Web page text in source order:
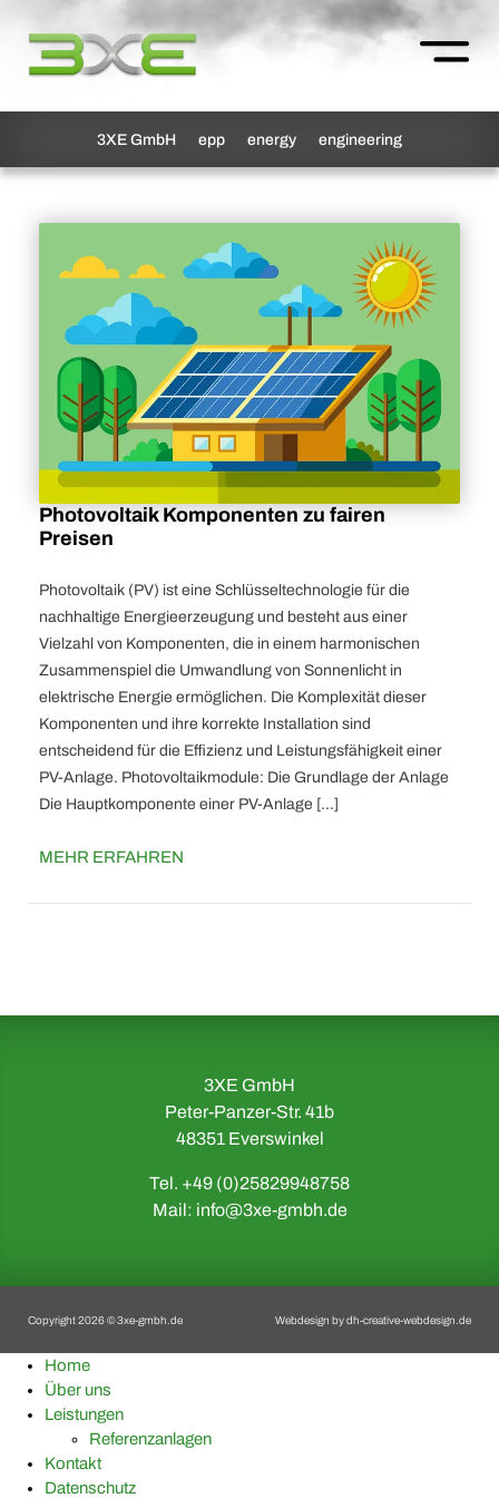
3XE GmbH epp energy engineering
Photovoltaik Komponenten zu fairen
Preisen
Photovoltaik (PV) ist eine Schlüsseltechnologie für die
nachhaltige Energieerzeugung und besteht aus einer
Vielzahl von Komponenten, die in einem harmonischen
Zusammenspiel die Umwandlung von Sonnenlicht in
elektrische Energie ermöglichen. Die Komplexität dieser
Komponenten und ihre korrekte Installation sind
entscheidend für die Effizienz und Leistungsfähigkeit einer
PV-Anlage. Photovoltaikmodule: Die Grundlage der Anlage
Die Hauptkomponente einer PV-Anlage […]
MEHR ERFAHREN
3XE GmbH
Peter-Panzer-Str. 41b
48351 Everswinkel
Tel. +49 (0)25829948758
Mail: info@3xe-gmbh.de
Copyright 2026 © 3xe-gmbh.de Webdesign bydh-creative-webdesign.de
Home
Über uns
Leistungen
Referenzanlagen
Kontakt
Datenschutz